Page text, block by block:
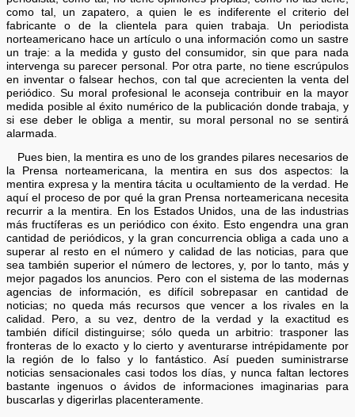
como tal, un zapatero, a quien le es indiferente el criterio del
fabricante o de la clientela para quien trabaja. Un periodista
norteamericano hace un artículo o una información como un sastre
un traje: a la medida y gusto del consumidor, sin que para nada
intervenga su parecer personal. Por otra parte, no tiene escrúpulos
en inventar o falsear hechos, con tal que acrecienten la venta del
periódico. Su moral profesional le aconseja contribuir en la mayor
medida posible al éxito numérico de la publicación donde trabaja, y
si ese deber le obliga a mentir, su moral personal no se sentirá
alarmada.
Pues bien, la mentira es uno de los grandes pilares necesarios de
la Prensa norteamericana, la mentira en sus dos aspectos: la
mentira expresa y la mentira tácita u ocultamiento de la verdad. He
aquí el proceso de por qué la gran Prensa norteamericana necesita
recurrir a la mentira. En los Estados Unidos, una de las industrias
más fructíferas es un periódico con éxito. Esto engendra una gran
cantidad de periódicos, y la gran concurrencia obliga a cada uno a
superar al resto en el número y calidad de las noticias, para que
sea también superior el número de lectores, y, por lo tanto, más y
mejor pagados los anuncios. Pero con el sistema de las modernas
agencias de información, es difícil sobrepasar en cantidad de
noticias; no queda más recursos que vencer a los rivales en la
calidad. Pero, a su vez, dentro de la verdad y la exactitud es
también difícil distinguirse; sólo queda un arbitrio: trasponer las
fronteras de lo exacto y lo cierto y aventurarse intrépidamente por
la región de lo falso y lo fantástico. Así pueden suministrarse
noticias sensacionales casi todos los días, y nunca faltan lectores
bastante ingenuos o ávidos de informaciones imaginarias para
buscarlas y digerirlas placenteramente.